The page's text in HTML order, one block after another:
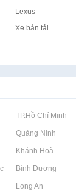
Lexus
Xe bán tải
tại TP.Hồ Chí Minh
tại Quảng Ninh
tại Khánh Hoà
tại Bình Dương
tại Long An